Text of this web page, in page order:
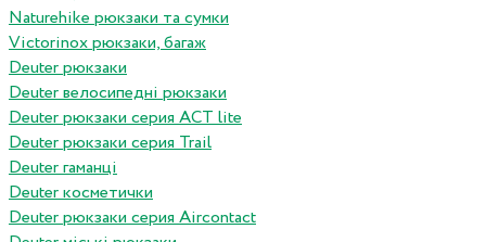
Naturehike рюкзаки та сумки
Victorinox рюкзаки, багаж
Deuter рюкзаки
Deuter велосипедні рюкзаки
Deuter рюкзаки серия ACT lite
Deuter рюкзаки серия Trail
Deuter гаманці
Deuter косметички
Deuter рюкзаки серия Aircontact